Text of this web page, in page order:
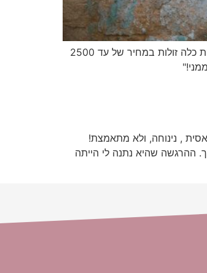
להראות מעולה מבלי לקרוע את הכיס מעולם לא היה קל יותר, היום זה כבר ידוע שאת לא צריכה לשבור חסכונות בשביל שמלת כלה. שמלות כלה זולות במחיר של עד 2500
, נינוחה, ולא מתאמצת!
ההרגשה שהיא נתנה לי הייתה